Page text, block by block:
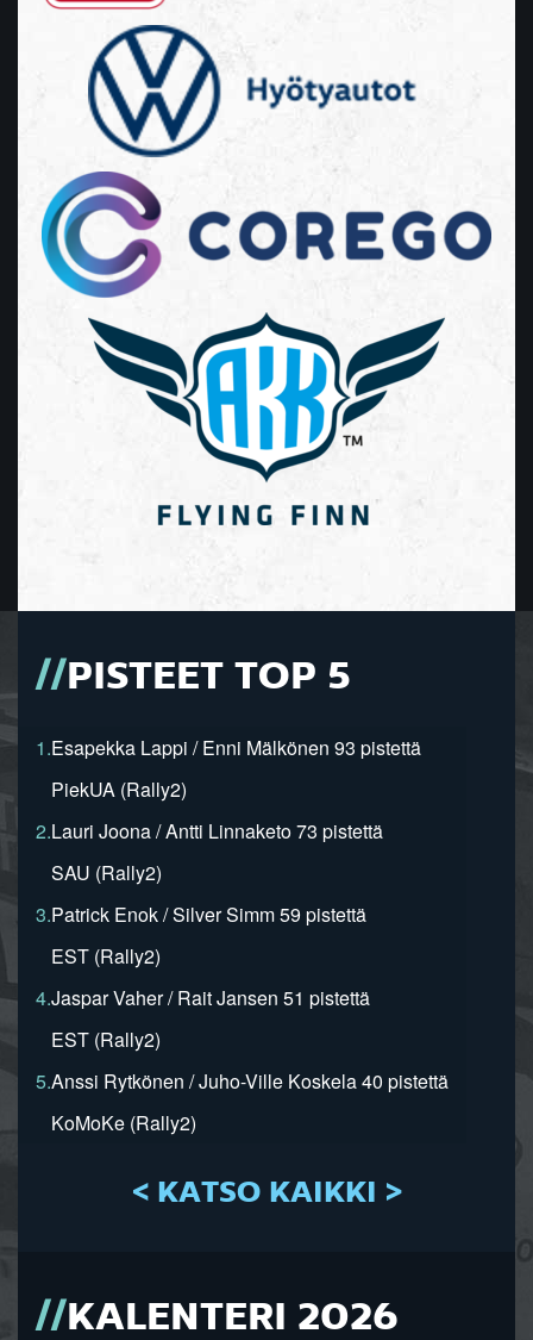
PISTEET TOP 5
1.Esapekka Lappi / Enni Mälkönen 93 pistettä
PiekUA (Rally2)
2.Lauri Joona / Antti Linnaketo 73 pistettä
SAU (Rally2)
3.Patrick Enok / Silver Simm 59 pistettä
EST (Rally2)
4.Jaspar Vaher / Rait Jansen 51 pistettä
EST (Rally2)
5.Anssi Rytkönen / Juho-Ville Koskela 40 pistettä
KoMoKe (Rally2)
< KATSO KAIKKI >
KALENTERI 2026